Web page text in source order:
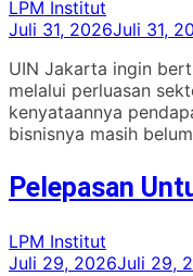
LPM Institut
Juli 31, 2026Juli 31,
UIN Jakarta ingin
melalui perluasan
kenyataannya
bisnisnya masih
Pelepasan
LPM Institut
Juli 29, 2026Juli 29,